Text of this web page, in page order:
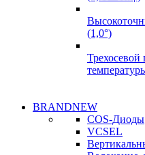
(1,0°)
Трехосевой
BRANDNEW
COS-Диоды
VCSEL